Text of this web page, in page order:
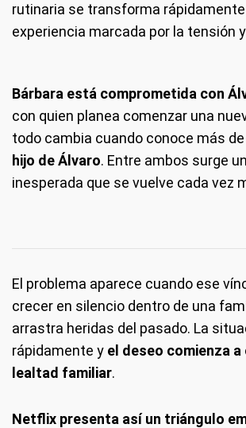
rutinaria se transforma rápidamente
experiencia marcada por la tensión
Bárbara está comprometida con
con quien planea comenzar una
todo cambia cuando conoce más
hijo de Álvaro. Entre ambos surge
inesperada que se vuelve cada vez
El problema aparece cuando ese
crecer en silencio dentro de una
arrastra heridas del pasado. La
rápidamente y el deseo comienza
lealtad familiar.
Netflix presenta así un triángulo